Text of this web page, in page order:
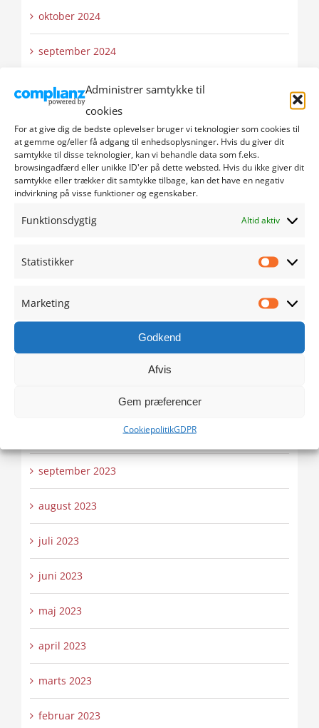
Administrer samtykke til
cookies
For at give dig de bedste oplevelser bruger vi teknologier som cookies til
at gemme og/eller få adgang til enhedsoplysninger. Hvis du giver dit
samtykke til disse teknologier, kan vi behandle data som f.eks.
browsingadfærd eller unikke ID'er på dette websted. Hvis du ikke giver dit
samtykke eller trækker dit samtykke tilbage, kan det have en negativ
indvirkning på visse funktioner og egenskaber.
Funktionsdygtig Altid aktiv
Statistikker
Marketing
Godkend
Afvis
Gem præferencer
CookiepolitikGDPR
oktober 2024
september 2024
august 2024
juni 2024
maj 2024
april 2024
marts 2024
september 2023
august 2023
juli 2023
juni 2023
maj 2023
april 2023
marts 2023
februar 2023